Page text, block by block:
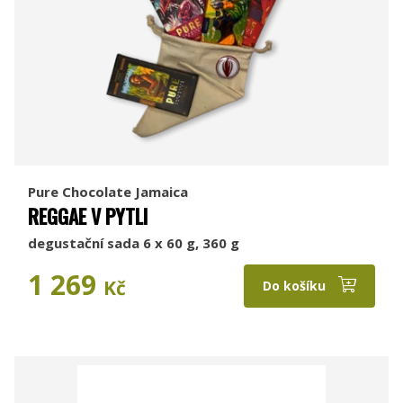
Pure Chocolate Jamaica
REGGAE V PYTLI
degustační sada 6 x 60 g, 360 g
1 269 Kč Do košíku